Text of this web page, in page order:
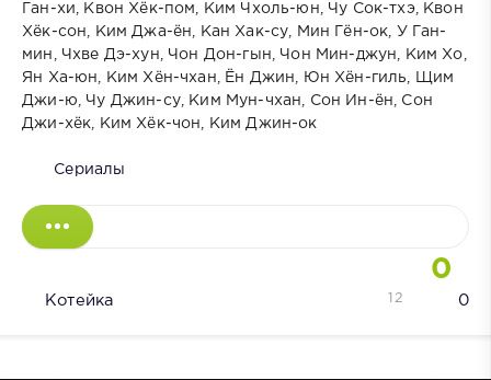
Ган-хи, Квон Хёк-пом, Ким Чхоль-юн, Чу Сок-тхэ, Квон
Хёк-сон, Ким Джа-ён, Кан Хак-су, Мин Гён-ок, У Ган-
мин, Чхве Дэ-хун, Чон Дон-гын, Чон Мин-джун, Ким Хо,
Ян Ха-юн, Ким Хён-чхан, Ён Джин, Юн Хён-гиль, Щим
Джи-ю, Чу Джин-су, Ким Мун-чхан, Сон Ин-ён, Сон
Джи-хёк, Ким Хёк-чон, Ким Джин-ок
Сериалы
0
Котейка 0
12